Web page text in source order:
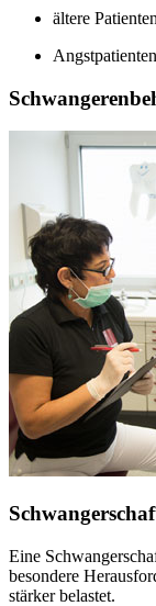
ältere Patienten
Angstpatienten
Eine
besondere
stärker belastet.